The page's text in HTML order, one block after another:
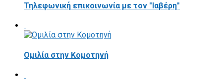
Τηλεφωνική επικοινωνία με τον "Ιαβέρη"
Ομιλία στην Κομοτηνή